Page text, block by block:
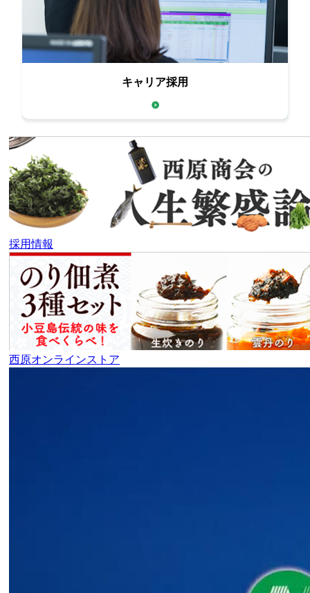
キャリア採用
全国の拠点の応募受付中
採用情報
西原オンラインストア